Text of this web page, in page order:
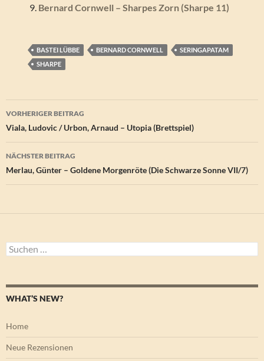
Bernard Cornwell – Sharpes Zorn (Sharpe 11)
BASTEI LÜBBE BERNARD CORNWELL
SERINGAPATAM
SHARPE
Beitragsnavigation
VORHERIGER BEITRAG
Viala, Ludovic / Urbon, Arnaud – Utopia (Brettspiel)
NÄCHSTER BEITRAG
Merlau, Günter – Goldene Morgenröte (Die Schwarze Sonne VII/7)
Suchen
nach:
WHAT’S NEW?
Home
Neue Rezensionen